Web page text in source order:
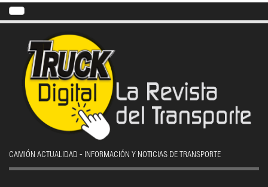
CAMIÓN ACTUALIDAD - INFORMACIÓN Y NOTICIAS DE TRANSPORTE